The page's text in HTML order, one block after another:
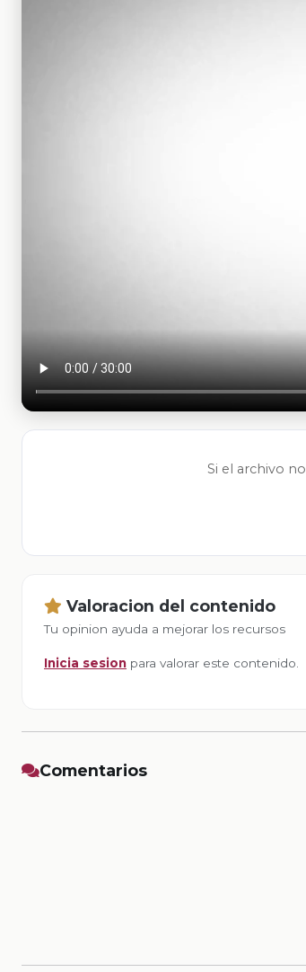
Si el archivo
Valoracion del contenido
Tu opinion ayuda a mejorar los recursos
Inicia sesion para valorar este contenido.
Comentarios